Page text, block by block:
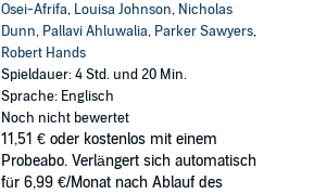
Osei-Afrifa, Louisa Johnson, Nicholas
Dunn, Pallavi Ahluwalia, Parker Sawyers,
Robert Hands
Spieldauer: 4 Std. und 20 Min.
Sprache: Englisch
Noch nicht bewertet
11,51 € oder kostenlos mit einem
Probeabo. Verlängert sich automatisch
für 6,99 €/Monat nach Ablauf des